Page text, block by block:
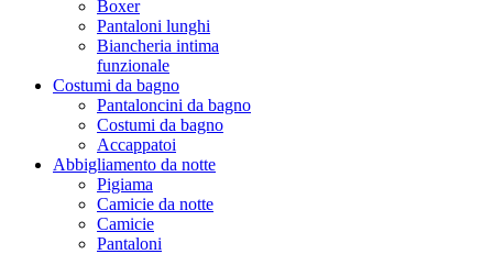
Boxer
Pantaloni lunghi
Biancheria intima
funzionale
Costumi da bagno
Pantaloncini da bagno
Costumi da bagno
Accappatoi
Abbigliamento da notte
Pigiama
Camicie da notte
Camicie
Pantaloni